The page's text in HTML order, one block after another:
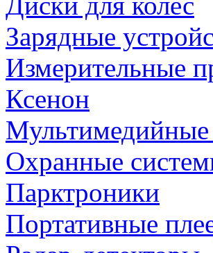
Зарядные
Измерительные
Ксенон
Охранные
Парктроники
Портативные